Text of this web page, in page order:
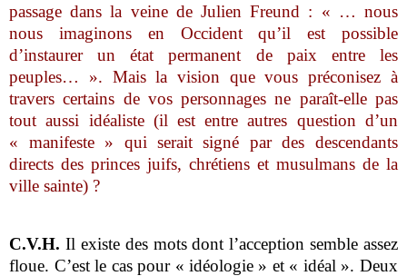
passage dans la veine de Julien Freund : « … nous
nous imaginons en Occident qu’il est possible
d’instaurer un état permanent de paix entre les
peuples… ». Mais la vision que vous préconisez à
travers certains de vos personnages ne paraît-elle pas
tout aussi idéaliste (il est entre autres question d’un
« manifeste » qui serait signé par des descendants
directs des princes juifs, chrétiens et musulmans de la
ville sainte) ?
C.V.H. Il existe des mots dont l’acception semble assez
floue. C’est le cas pour « idéologie » et « idéal ». Deux